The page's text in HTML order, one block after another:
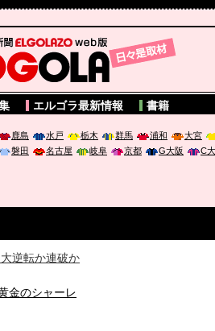
版 BLOGOLA
エルゴラ最新情報 書籍
鹿島 水戸 栃木 群馬 浦和
大宮
磐田 名古屋 岐阜 京都 G大阪
C
逆転か連破か
金のシャーレ